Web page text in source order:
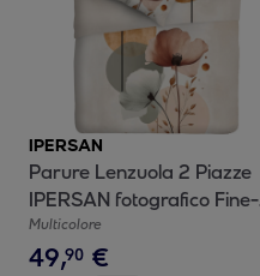
IPERSAN
Parure Lenzuola 2 Piazze
IPERSAN fotografico Fine-
Art Frida
Multicolore
49,90 €